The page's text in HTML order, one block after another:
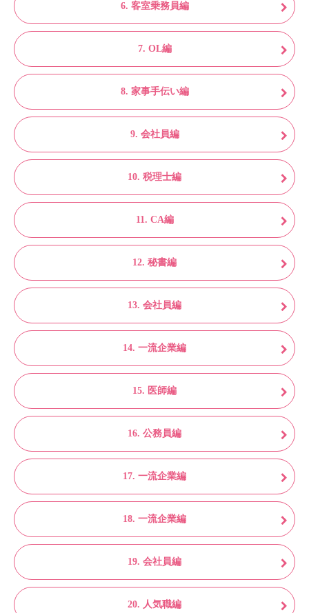
6. 客室乗務員編
7. OL編
8. 家事手伝い編
9. 会社員編
10. 税理士編
11. CA編
12. 秘書編
13. 会社員編
14. 一流企業編
15. 医師編
16. 公務員編
17. 一流企業編
18. 一流企業編
19. 会社員編
20. 人気職編